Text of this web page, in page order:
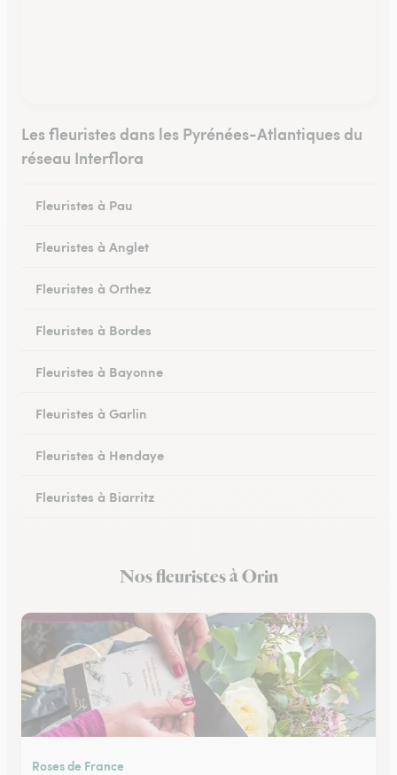
Les fleuristes dans les Pyrénées-Atlantiques du
réseau Interflora
Fleuristes à Pau
Fleuristes à Anglet
Fleuristes à Orthez
Fleuristes à Bordes
Fleuristes à Bayonne
Fleuristes à Garlin
Fleuristes à Hendaye
Fleuristes à Biarritz
Fleuristes à UstaritzNos fleuristes à Orin
Roses de France